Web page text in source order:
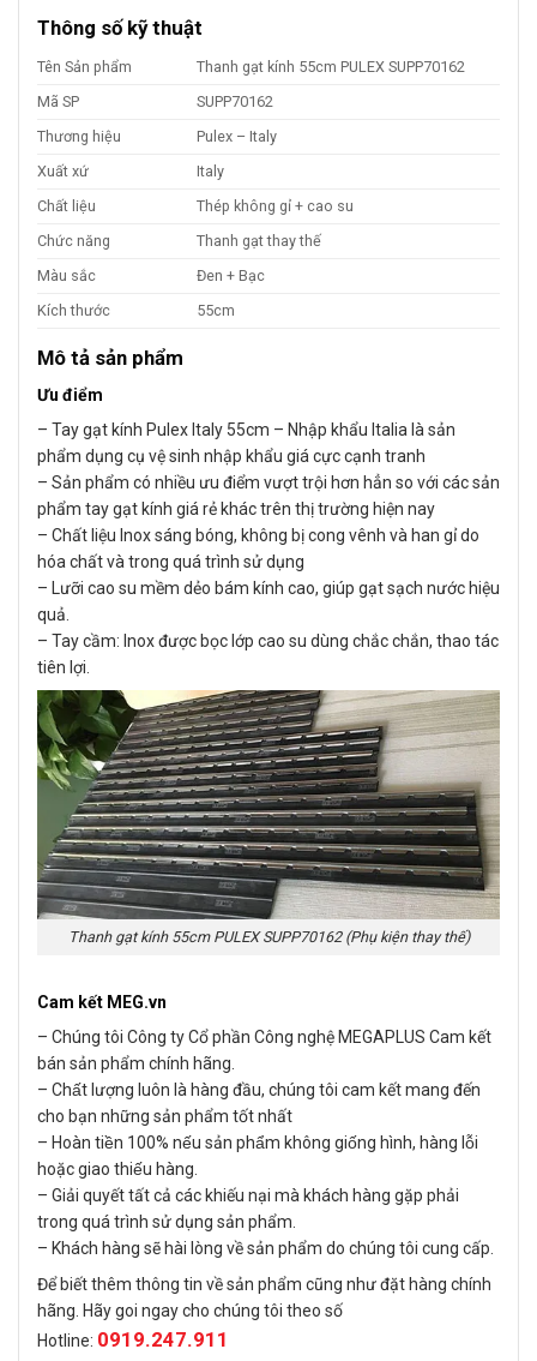
Thông số kỹ thuật
Tên Sản phẩm
Thanh gạt kính 55cm PULEX SUPP70162
Mã SP
SUPP70162
Thương hiệu
Pulex – Italy
Xuất xứ
Italy
Chất liệu
Thép không gỉ + cao su
Chức năng
Thanh gạt thay thế
Màu sắc
Đen + Bạc
Kích thước
55cm
Mô tả sản phẩm
Ưu điểm
– Tay gạt kính Pulex Italy 55cm – Nhập khẩu Italia là sản
phẩm dụng cụ vệ sinh nhập khẩu giá cực cạnh tranh
– Sản phẩm có nhiều ưu điểm vượt trội hơn hẳn so với các sản
phẩm tay gạt kính giá rẻ khác trên thị trường hiện nay
– Chất liệu Inox sáng bóng, không bị cong vênh và han gỉ do
hóa chất và trong quá trình sử dụng
– Lưỡi cao su mềm dẻo bám kính cao, giúp gạt sạch nước hiệu
quả.
– Tay cầm: Inox được bọc lớp cao su dùng chắc chắn, thao tác
tiên lợi.
Thanh gạt kính 55cm PULEX SUPP70162 (Phụ kiện thay thế)
Cam kết MEG.vn
– Chúng tôi Công ty Cổ phần Công nghệ MEGAPLUS Cam kết
bán sản phẩm chính hãng.
– Chất lượng luôn là hàng đầu, chúng tôi cam kết mang đến
cho bạn những sản phẩm tốt nhất
– Hoàn tiền 100% nếu sản phẩm không giống hình, hàng lỗi
hoặc giao thiếu hàng.
– Giải quyết tất cả các khiếu nại mà khách hàng gặp phải
trong quá trình sử dụng sản phẩm.
– Khách hàng sẽ hài lòng về sản phẩm do chúng tôi cung cấp.
Để biết thêm thông tin về sản phẩm cũng như đặt hàng chính
hãng. Hãy goi ngay cho chúng tôi theo số
Hotline: 0919.247.911